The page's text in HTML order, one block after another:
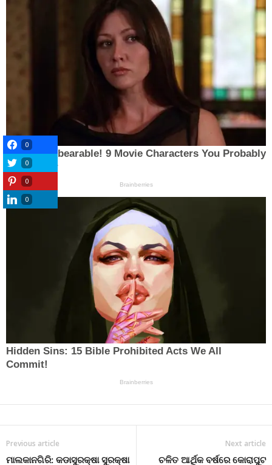
Previous article
ମାଲକାନଗିରି: କଡାସୁରକ୍ଷା ସୁରକ୍ଷା
Next article
ଚଳିତ ଆର୍ଥିକ ବର୍ଷରେ କୋରାପୁଟ
0
0
0
0